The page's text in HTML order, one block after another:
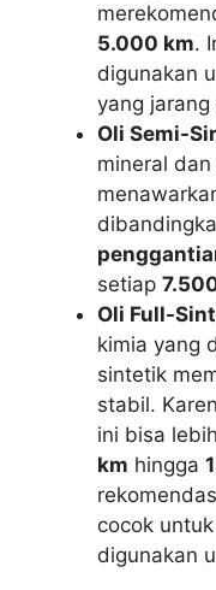
5.000 km.
digunakan
yang jarang
Oli Semi-
mineral
setiap
Oli Full-
kimia yang
sintetik
stabil.
ini bisa
km hingga
cocok
digunakan